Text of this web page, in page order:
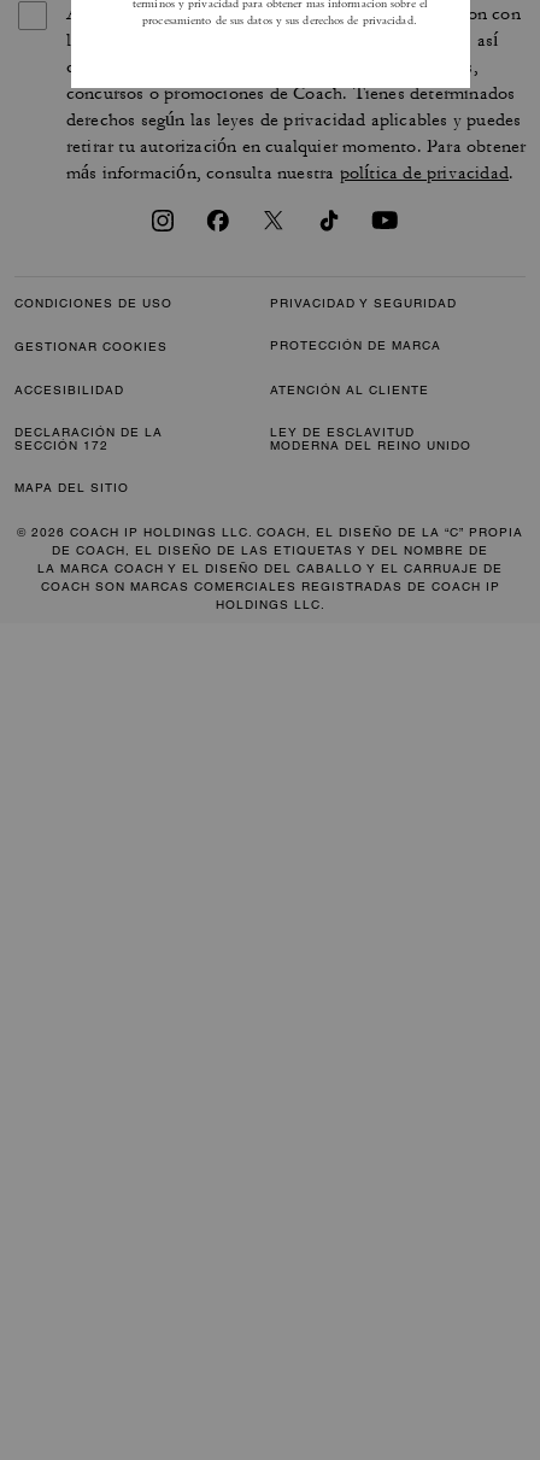
Al registrarte, aceptas recibir correos electrónicos con con
las últimas colecciones, ofertas y noticias de Coach, así
como información sobre cómo participar en eventos,
concursos o promociones de Coach. Tienes determinados
derechos según las leyes de privacidad aplicables y puedes
retirar tu autorización en cualquier momento. Para obtener
más información, consulta nuestra política de privacidad.
CONDICIONES DE USO PRIVACIDAD Y SEGURIDAD
GESTIONAR COOKIES PROTECCIÓN DE MARCA
ACCESIBILIDAD ATENCIÓN AL CLIENTE
DECLARACIÓN DE LA
SECCIÓN 172
LEY DE ESCLAVITUD
MODERNA DEL REINO UNIDO
MAPA DEL SITIO
© 2026 COACH IP HOLDINGS LLC. COACH, EL DISEÑO DE LA “C” PROPIA
DE COACH, EL DISEÑO DE LAS ETIQUETAS Y DEL NOMBRE DE
LA MARCA COACH Y EL DISEÑO DEL CABALLO Y EL CARRUAJE DE
COACH SON MARCAS COMERCIALES REGISTRADAS DE COACH IP
HOLDINGS LLC.